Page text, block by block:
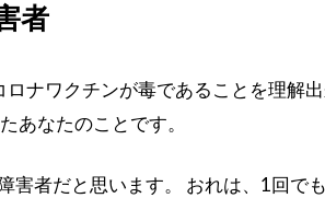
者
ナワクチンが毒であることを理解
あなたのことです。
害者だと思います。 おれは、1回で